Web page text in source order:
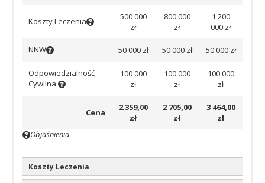
Koszty Leczenia
500 000
zł
800 000
zł
1 200
000 zł
NNW 50 000 zł 50 000 zł 50 000 zł
Odpowiedzialność
Cywilna
100 000
zł
100 000
zł
100 000
zł
Cena
2 359,00
zł
2 705,00
zł
3 464,00
zł
Objaśnienia
Koszty Leczenia